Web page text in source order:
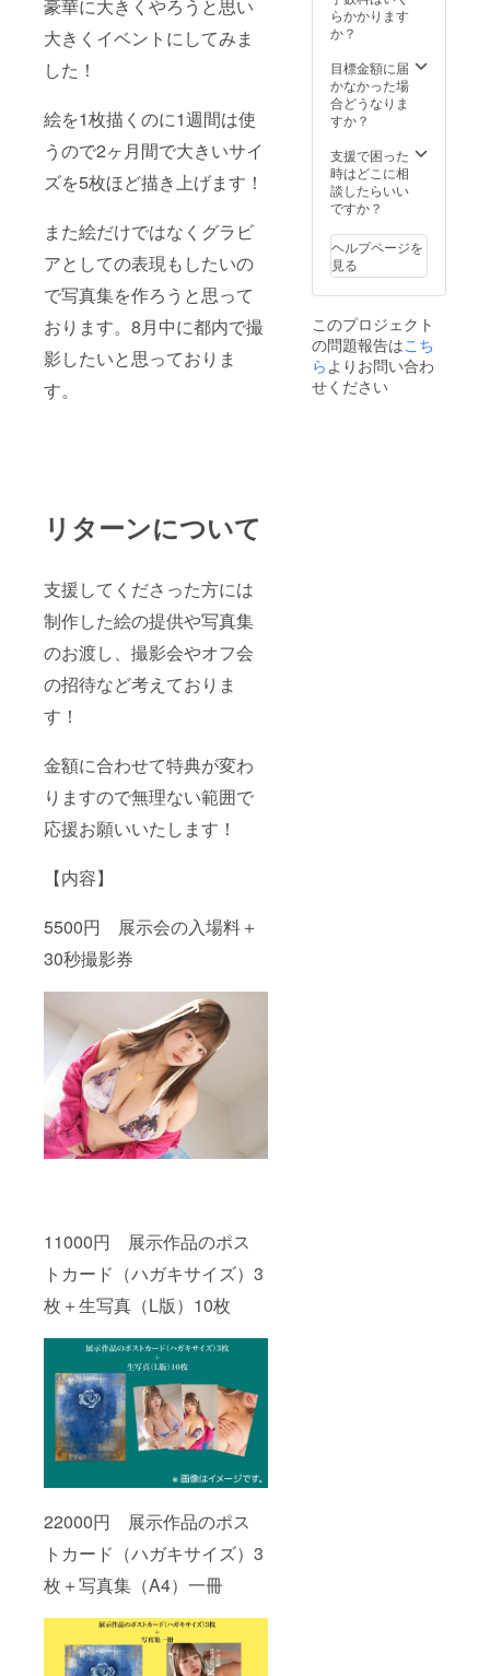
豪華に大きくやろうと思い
大きくイベントにしてみま
した！
絵を1枚描くのに1週間は使
うので2ヶ月間で大きいサイ
ズを5枚ほど描き上げます！
また絵だけではなくグラビ
アとしての表現もしたいの
で写真集を作ろうと思って
おります。8月中に都内で撮
影したいと思っておりま
す。
リターンについて
支援してくださった方には
制作した絵の提供や写真集
のお渡し、撮影会やオフ会
の招待など考えておりま
す！
金額に合わせて特典が変わ
りますので無理ない範囲で
応援お願いいたします！
【内容】
5500円 展示会の入場料＋
30秒撮影券
11000円 展示作品のポス
トカード（ハガキサイズ）3
枚＋生写真（L版）10枚
22000円 展示作品のポス
トカード（ハガキサイズ）3
枚＋写真集（A4）一冊
らかかります
か？
目標金額に届
かなかった場
合どうなりま
すか？
支援で困った
時はどこに相
談したらいい
ですか？
ヘルプページを
見る
このプロジェクト
の問題報告はこち
らよりお問い合わ
せください